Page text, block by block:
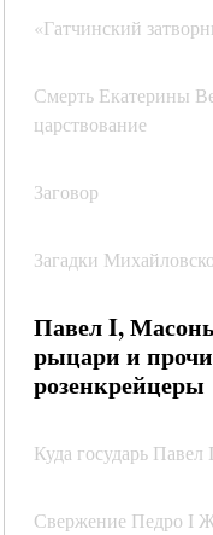
«Гатчинский
Смерть Екатерины
царствование
Заговор
Загадки
Павел I,
рыцари и
розенкрейцеры
Куда государь
Свержение Педро I